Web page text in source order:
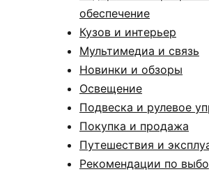
обеспечение
Кузов и интерьер
Мультимедиа и связь
Новинки и обзоры
Освещение
Подвеска и рулевое
Покупка и продажа
Путешествия и
Рекомендации по